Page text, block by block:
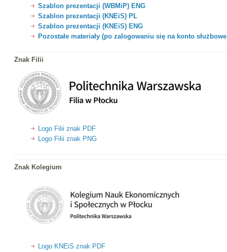
Szablon prezentacji (WBMiP) ENG
Szablon prezentacji (KNEiS) PL
Szablon prezentacji (KNEiS) ENG
Pozostałe materiały (po zalogowaniu się na konto
Znak Filii
Logo Filii znak PDF
Logo Filii znak PNG
Znak Kolegium
Logo KNEiS znak PDF